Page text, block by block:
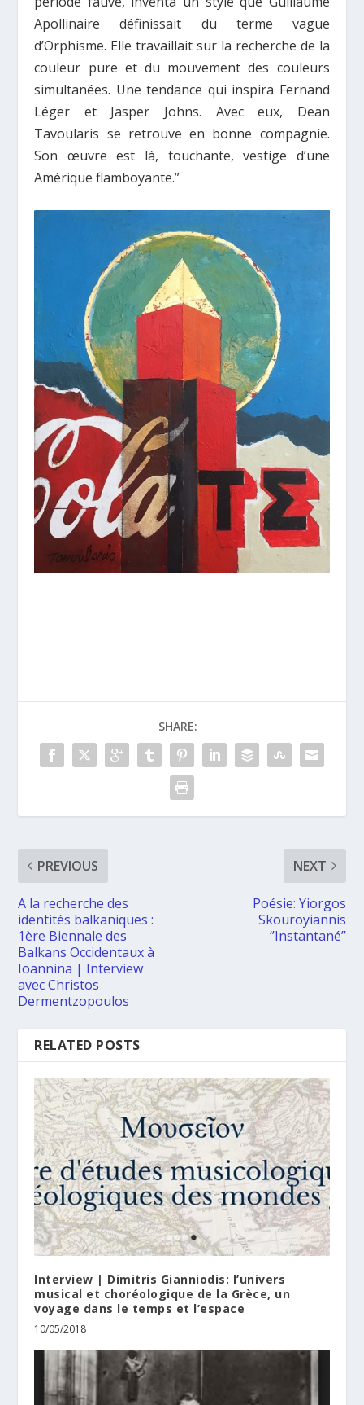
Apollinaire définissait du terme vague
d’Orphisme. Elle travaillait sur la recherche de la
couleur pure et du mouvement des couleurs
simultanées. Une tendance qui inspira Fernand
Léger et Jasper Johns. Avec eux, Dean
Tavoularis se retrouve en bonne compagnie.
Son œuvre est là, touchante, vestige d’une
Amérique flamboyante.”
SHARE:
PREVIOUS
Α la recherche des
identités balkaniques :
1ère Biennale des
Balkans Occidentaux à
Ioannina | Interview
avec Christos
Dermentzopoulos
NEXT
Poésie: Yiorgos
Skouroyiannis
‘’Instantané’’
RELATED POSTS
Interview | Dimitris Gianniodis: l’univers
musical et choréologique de la Grèce, un
voyage dans le temps et l’espace
10/05/2018